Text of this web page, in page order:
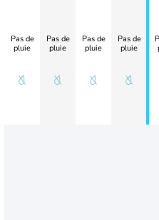
Pas de
pluie
Pas de
pluie
Pas de
pluie
Pas de
pluie